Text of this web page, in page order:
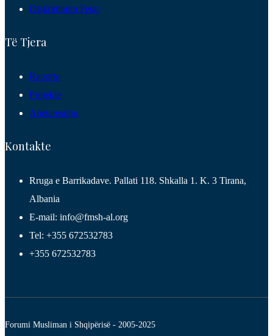
Diskriminim Fetar
Të Tjera
Raporto
Projekte
Anetaresohu
Kontakte
Rruga e Barrikadave. Pallati 118. Shkalla 1. K. 3 Tirana,
Albania
E-mail: info@fmsh-al.org
Tel: +355 672532783
+355 672532783
Forumi Musliman i Shqipërisë - 2005-2025